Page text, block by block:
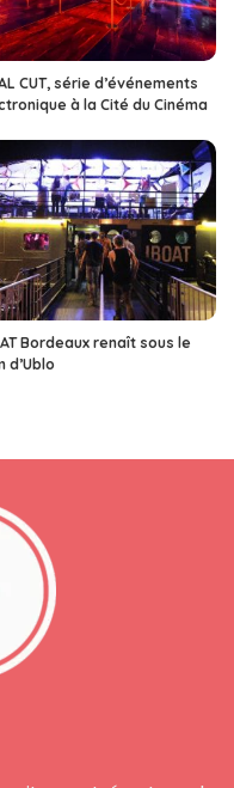
CUT, série d’événements
à la Cité du Cinéma
Bordeaux renaît sous le
d’Ublo